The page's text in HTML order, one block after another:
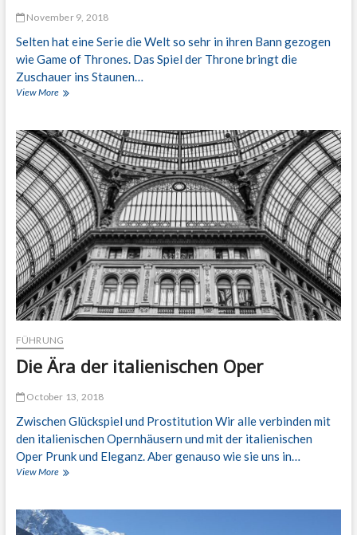
a
i
n
n
m
d
e
r
g
r
ö
ß
t
e
n
C
a
s
n
s
u
p
a
s
m
C
November 9, 2018
Selten hat eine Serie die Welt so sehr in ihren Bann gezogen
wie Game of Thrones. Das Spiel der Throne bringt die
Zuschauer ins Staunen…
View MoreA
d
e
n
S
p
u
r
e
n
v
o
n
G
a
m
e
o
T
r
o
FÜHRUNG
Die Ära der italienischen Oper
October 13, 2018
Zwischen Glückspiel und Prostitution Wir alle verbinden mit
den italienischen Opernhäusern und mit der italienischen
Oper Prunk und Eleganz. Aber genauso wie sie uns in…
View MoreD
Ä
r